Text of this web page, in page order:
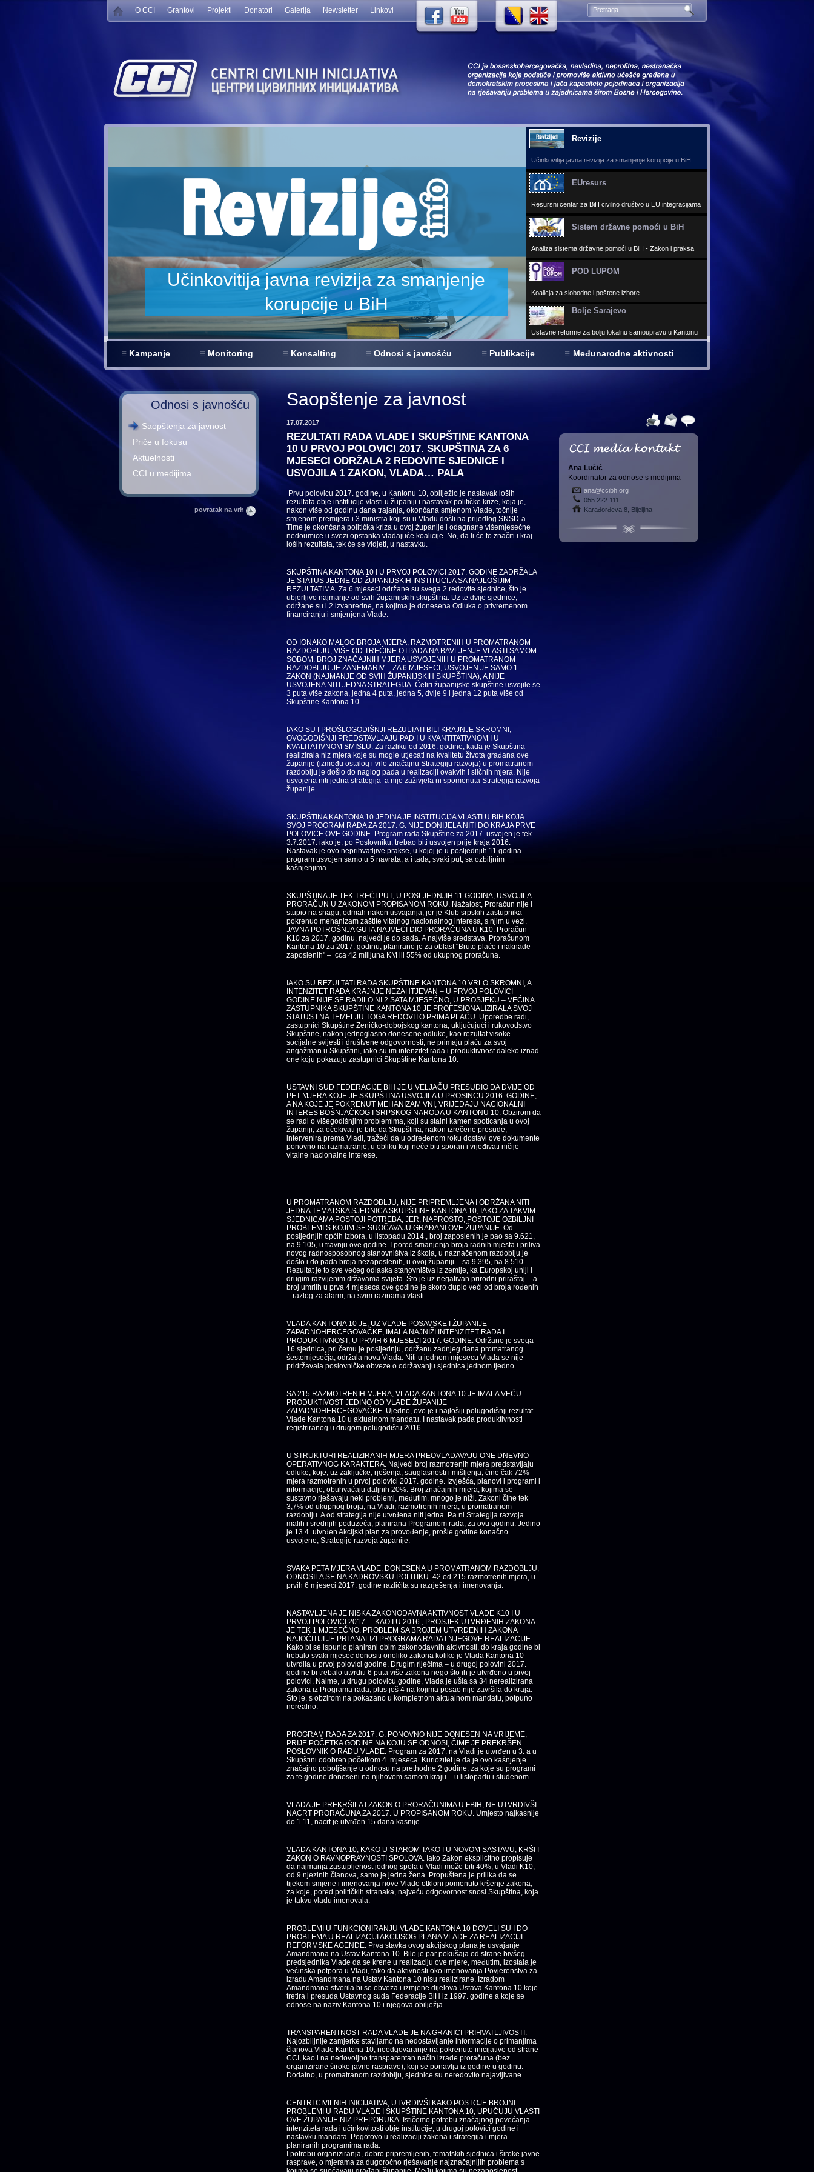
O CCI Grantovi Projekti Donatori Galerija Newsletter Linkovi
Sistem državne pomoći u
Revizije
EUresurs
Resursni centar za BiH civilno društvo u EU integracijama
Sistem državne pomoći u BiH
Analiza sistema državne pomoći u BiH - Zakon i praksa
POD LUPOM
Koalicja za slobodne i poštene izbore
Bolje Sarajevo
Sarajevo
Virtuelni parlament
680+ virtuelnih kancelarija izabranih predstavnika - Najveća
virtelna građevnia u BiH
Kampanje Monitoring Konsalting Odnosi s javnošću Publikacije Međunarodne aktivnosti
Odnosi s javnošću
Saopštenja za javnost
Priče u fokusu
Aktuelnosti
CCI u medijima
povratak na vrh
Saopštenje za javnost
17.07.2017
REZULTATI RADA VLADE I SKUPŠTINE KANTONA
10 U PRVOJ POLOVICI 2017. SKUPŠTINA ZA 6
MJESECI ODRŽALA 2 REDOVITE SJEDNICE I
USVOJILA 1 ZAKON, VLADA… PALA
Prvu polovicu 2017. godine, u Kantonu 10, obilježio je nastavak loših
rezultata obje institucije vlasti u županiji i nastavak političke krize, koja je,
nakon više od godinu dana trajanja, okončana smjenom Vlade, točnije
smjenom premijera i 3 ministra koji su u Vladu došli na prijedlog SNSD-a.
Time je okončana politička kriza u ovoj županije i odagnane višemjesečne
nedoumice u svezi opstanka vladajuće koalicije. No, da li će to značiti i kraj
loših rezultata, tek će se vidjeti, u nastavku.
SKUPŠTINA KANTONA 10 I U PRVOJ POLOVICI 2017. GODINE ZADRŽALA
JE STATUS JEDNE OD ŽUPANIJSKIH INSTITUCIJA SA NAJLOŠIJIM
REZULTATIMA. Za 6 mjeseci održane su svega 2 redovite sjednice, što je
ubjerljivo najmanje od svih županijskih skupština. Uz te dvije sjednice,
održane su i 2 izvanredne, na kojima je donesena Odluka o privremenom
financiranju i smjenjena Vlade.
OD IONAKO MALOG BROJA MJERA, RAZMOTRENIH U PROMATRANOM
RAZDOBLJU, VIŠE OD TREĆINE OTPADA NA BAVLJENJE VLASTI SAMOM
SOBOM. BROJ ZNAČAJNIH MJERA USVOJENIH U PROMATRANOM
RAZDOBLJU JE ZANEMARIV – ZA 6 MJESECI, USVOJEN JE SAMO 1
ZAKON (NAJMANJE OD SVIH ŽUPANIJSKIH SKUPŠTINA), A NIJE
USVOJENA NITI JEDNA STRATEGIJA. Četiri županijske skupštine usvojile se
3 puta više zakona, jedna 4 puta, jedna 5, dvije 9 i jedna 12 puta više od
Skupštine Kantona 10.
IAKO SU I PROŠLOGODIŠNJI REZULTATI BILI KRAJNJE SKROMNI,
OVOGODIŠNJI PREDSTAVLJAJU PAD I U KVANTITATIVNOM I U
KVALITATIVNOM SMISLU. Za razliku od 2016. godine, kada je Skupština
realizirala niz mjera koje su mogle utjecati na kvalitetu života građana ove
županije (između ostalog i vrlo značajnu Strategiju razvoja) u promatranom
razdoblju je došlo do naglog pada u realizaciji ovakvih i sličnih mjera. Nije
usvojena niti jedna strategija a nije zaživjela ni spomenuta Strategija razvoja
županije.
SKUPŠTINA KANTONA 10 JEDINA JE INSTITUCIJA VLASTI U BIH KOJA
SVOJ PROGRAM RADA ZA 2017. G. NIJE DONIJELA NITI DO KRAJA PRVE
POLOVICE OVE GODINE. Program rada Skupštine za 2017. usvojen je tek
3.7.2017. iako je, po Poslovniku, trebao biti usvojen prije kraja 2016.
Nastavak je ovo neprihvatljive prakse, u kojoj je u posljednjih 11 godina
program usvojen samo u 5 navrata, a i tada, svaki put, sa ozbiljnim
kašnjenjima.
SKUPŠTINA JE TEK TREĆI PUT, U POSLJEDNJIH 11 GODINA, USVOJILA
PRORAČUN U ZAKONOM PROPISANOM ROKU. Nažalost, Proračun nije i
stupio na snagu, odmah nakon usvajanja, jer je Klub srpskih zastupnika
pokrenuo mehanizam zaštite vitalnog nacionalnog interesa, s njim u vezi.
JAVNA POTROŠNJA GUTA NAJVEĆI DIO PRORAČUNA U K10. Proračun
K10 za 2017. godinu, najveći je do sada. A najviše sredstava, Proračunom
Kantona 10 za 2017. godinu, planirano je za oblast "Bruto plaće i naknade
zaposlenih" – cca 42 milijuna KM ili 55% od ukupnog proračuna.
IAKO SU REZULTATI RADA SKUPŠTINE KANTONA 10 VRLO SKROMNI, A
INTENZITET RADA KRAJNJE NEZAHTJEVAN – U PRVOJ POLOVICI
GODINE NIJE SE RADILO NI 2 SATA MJESEČNO, U PROSJEKU – VEĆINA
ZASTUPNIKA SKUPŠTINE KANTONA 10 JE PROFESIONALIZIRALA SVOJ
STATUS I NA TEMELJU TOGA REDOVITO PRIMA PLAĆU. Uporedbe radi,
zastupnici Skupštine Zeničko-dobojskog kantona, uključujući i rukovodstvo
Skupštine, nakon jednoglasno donesene odluke, kao rezultat visoke
socijalne svijesti i društvene odgovornosti, ne primaju plaću za svoj
angažman u Skupštini, iako su im intenzitet rada i produktivnost daleko iznad
one koju pokazuju zastupnici Skupštine Kantona 10.
USTAVNI SUD FEDERACIJE BIH JE U VELJAČU PRESUDIO DA DVIJE OD
PET MJERA KOJE JE SKUPŠTINA USVOJILA U PROSINCU 2016. GODINE,
A NA KOJE JE POKRENUT MEHANIZAM VNI, VRIJEĐAJU NACIONALNI
INTERES BOŠNJAČKOG I SRPSKOG NARODA U KANTONU 10. Obzirom da
se radi o višegodišnjim problemima, koji su stalni kamen spoticanja u ovoj
županiji, za očekivati je bilo da Skupština, nakon izrečene presude,
intervenira prema Vladi, tražeći da u određenom roku dostavi ove dokumente
ponovno na razmatranje, u obliku koji neće biti sporan i vrjeđivati ničije
vitalne nacionalne interese.
U PROMATRANOM RAZDOBLJU, NIJE PRIPREMLJENA I ODRŽANA NITI
JEDNA TEMATSKA SJEDNICA SKUPŠTINE KANTONA 10, IAKO ZA TAKVIM
SJEDNICAMA POSTOJI POTREBA, JER, NAPROSTO, POSTOJE OZBILJNI
PROBLEMI S KOJIM SE SUOČAVAJU GRAĐANI OVE ŽUPANIJE. Od
posljednjih općih izbora, u listopadu 2014., broj zaposlenih je pao sa 9.621,
na 9.105, u travnju ove godine. I pored smanjenja broja radnih mjesta i priliva
novog radnosposobnog stanovništva iz škola, u naznačenom razdoblju je
došlo i do pada broja nezaposlenih, u ovoj županiji – sa 9.395, na 8.510.
Rezultat je to sve većeg odlaska stanovništva iz zemlje, ka Europskoj uniji i
drugim razvijenim državama svijeta. Što je uz negativan prirodni priraštaj – a
broj umrlih u prva 4 mjeseca ove godine je skoro duplo veći od broja rođenih
– razlog za alarm, na svim razinama vlasti.
VLADA KANTONA 10 JE, UZ VLADE POSAVSKE I ŽUPANIJE
ZAPADNOHERCEGOVAČKE, IMALA NAJNIŽI INTENZITET RADA I
PRODUKTIVNOST, U PRVIH 6 MJESECI 2017. GODINE. Održano je svega
16 sjednica, pri čemu je posljednju, održanu zadnjeg dana promatranog
šestomjesečja, održala nova Vlada. Niti u jednom mjesecu Vlada se nije
pridržavala poslovničke obveze o održavanju sjednica jednom tjedno.
SA 215 RAZMOTRENIH MJERA, VLADA KANTONA 10 JE IMALA VEĆU
PRODUKTIVOST JEDINO OD VLADE ŽUPANIJE
ZAPADNOHERCEGOVAČKE. Ujedno, ovo je i najlošiji polugodišnji rezultat
Vlade Kantona 10 u aktualnom mandatu. I nastavak pada produktivnosti
registriranog u drugom polugodištu 2016.
U STRUKTURI REALIZIRANIH MJERA PREOVLADAVAJU ONE DNEVNO-
OPERATIVNOG KARAKTERA. Najveći broj razmotrenih mjera predstavljaju
odluke, koje, uz zaključke, rješenja, sauglasnosti i mišljenja, čine čak 72%
mjera razmotrenih u prvoj polovici 2017. godine. Izvješća, planovi i programi i
informacije, obuhvaćaju daljnih 20%. Broj značajnih mjera, kojima se
sustavno rješavaju neki problemi, međutim, mnogo je niži. Zakoni čine tek
3,7% od ukupnog broja, na Vladi, razmotrenih mjera, u promatranom
razdoblju. A od strategija nije utvrđena niti jedna. Pa ni Strategija razvoja
malih i srednjih poduzeća, planirana Programom rada, za ovu godinu. Jedino
je 13.4. utvrđen Akcijski plan za provođenje, prošle godine konačno
usvojene, Strategije razvoja županije.
SVAKA PETA MJERA VLADE, DONESENA U PROMATRANOM RAZDOBLJU,
ODNOSILA SE NA KADROVSKU POLITIKU. 42 od 215 razmotrenih mjera, u
prvih 6 mjeseci 2017. godine različita su razrješenja i imenovanja.
NASTAVLJENA JE NISKA ZAKONODAVNA AKTIVNOST VLADE K10 I U
PRVOJ POLOVICI 2017. – KAO I U 2016., PROSJEK UTVRĐENIH ZAKONA
JE TEK 1 MJESEČNO. PROBLEM SA BROJEM UTVRĐENIH ZAKONA
NAJOČITIJI JE PRI ANALIZI PROGRAMA RADA I NJEGOVE REALIZACIJE.
Kako bi se ispunio planirani obim zakonodavnih aktivnosti, do kraja godine bi
trebalo svaki mjesec donositi onoliko zakona koliko je Vlada Kantona 10
utvrdila u prvoj polovici godine. Drugim riječima – u drugoj polovini 2017.
godine bi trebalo utvrditi 6 puta više zakona nego što ih je utvrđeno u prvoj
polovici. Naime, u drugu polovicu godine, Vlada je ušla sa 34 nerealizirana
zakona iz Programa rada, plus još 4 na kojima posao nije završila do kraja.
Što je, s obzirom na pokazano u kompletnom aktualnom mandatu, potpuno
nerealno.
PROGRAM RADA ZA 2017. G. PONOVNO NIJE DONESEN NA VRIJEME,
PRIJE POČETKA GODINE NA KOJU SE ODNOSI, ČIME JE PREKRŠEN
POSLOVNIK O RADU VLADE. Program za 2017. na Vladi je utvrđen u 3. a u
Skupštini odobren početkom 4. mjeseca. Kuriozitet je da je ovo kašnjenje
značajno poboljšanje u odnosu na prethodne 2 godine, za koje su programi
za te godine donoseni na njihovom samom kraju – u listopadu i studenom.
VLADA JE PREKRŠILA I ZAKON O PRORAČUNIMA U FBIH, NE UTVRDIVŠI
NACRT PRORAČUNA ZA 2017. U PROPISANOM ROKU. Umjesto najkasnije
do 1.11, nacrt je utvrđen 15 dana kasnije.
VLADA KANTONA 10, KAKO U STAROM TAKO I U NOVOM SASTAVU, KRŠI I
ZAKON O RAVNOPRAVNOSTI SPOLOVA. Iako Zakon eksplicitno propisuje
da najmanja zastupljenost jednog spola u Vladi može biti 40%, u Vladi K10,
od 9 njezinih članova, samo je jedna žena. Propuštena je prilika da se
tijekom smjene i imenovanja nove Vlade otkloni pomenuto kršenje zakona,
za koje, pored političkih stranaka, najveću odgovornost snosi Skupština, koja
je takvu vladu imenovala.
PROBLEMI U FUNKCIONIRANJU VLADE KANTONA 10 DOVELI SU I DO
PROBLEMA U REALIZACIJI AKCIJSOG PLANA VLADE ZA REALIZACIJI
REFORMSKE AGENDE. Prva stavka ovog akcijskog plana je usvajanje
Amandmana na Ustav Kantona 10. Bilo je par pokušaja od strane bivšeg
predsjednika Vlade da se krene u realizaciju ove mjere, međutim, izostala je
većinska potpora u Vladi, tako da aktivnosti oko imenovanja Povjerenstva za
izradu Amandmana na Ustav Kantona 10 nisu realizirane. Izradom
Amandmana stvorila bi se obveza i izmjene dijelova Ustava Kantona 10 koje
tretira i presuda Ustavnog suda Federacije BiH iz 1997. godine a koje se
odnose na naziv Kantona 10 i njegova obilježja.
TRANSPARENTNOST RADA VLADE JE NA GRANICI PRIHVATLJIVOSTI.
Najozbiljnije zamjerke stavljamo na nedostavljanje informacije o primanjima
članova Vlade Kantona 10, neodgovaranje na pokrenute inicijative od strane
CCI, kao i na nedovoljno transparentan način izrade proračuna (bez
organizirane široke javne rasprave), koji se ponavlja iz godine u godinu.
Dodatno, u promatranom razdoblju, sjednice su neredovito najavljivane.
CENTRI CIVILNIH INICIJATIVA, UTVRDIVŠI KAKO POSTOJE BROJNI
PROBLEMI U RADU VLADE I SKUPŠTINE KANTONA 10, UPUĆUJU VLASTI
OVE ŽUPANIJE NIZ PREPORUKA. Ističemo potrebu značajnog povećanja
intenziteta rada i učinkovitosti obje institucije, u drugoj polovici godine i
nastavku mandata. Pogotovo u realizaciji zakona i strategija i mjera
planiranih programima rada.
I potrebu organiziranja, dobro pripremljenih, tematskih sjednica i široke javne
rasprave, o mjerama za dugoročno rješavanje najznačajnijih problema s
Ana Lučić
Koordinator za odnose s medijima
ana@ccibh.org
055 222 111
Karađorđeva 8, Bijeljina